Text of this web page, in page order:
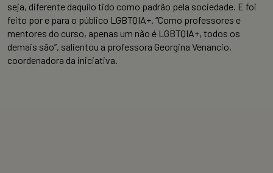
seja, diferente daquilo tido como padrão pela sociedade. E foi
feito por e para o público LGBTQIA+. “Como professores e
mentores do curso, apenas um não é LGBTQIA+, todos os
demais são”, salientou a professora Georgina Venancio,
coordenadora da iniciativa.